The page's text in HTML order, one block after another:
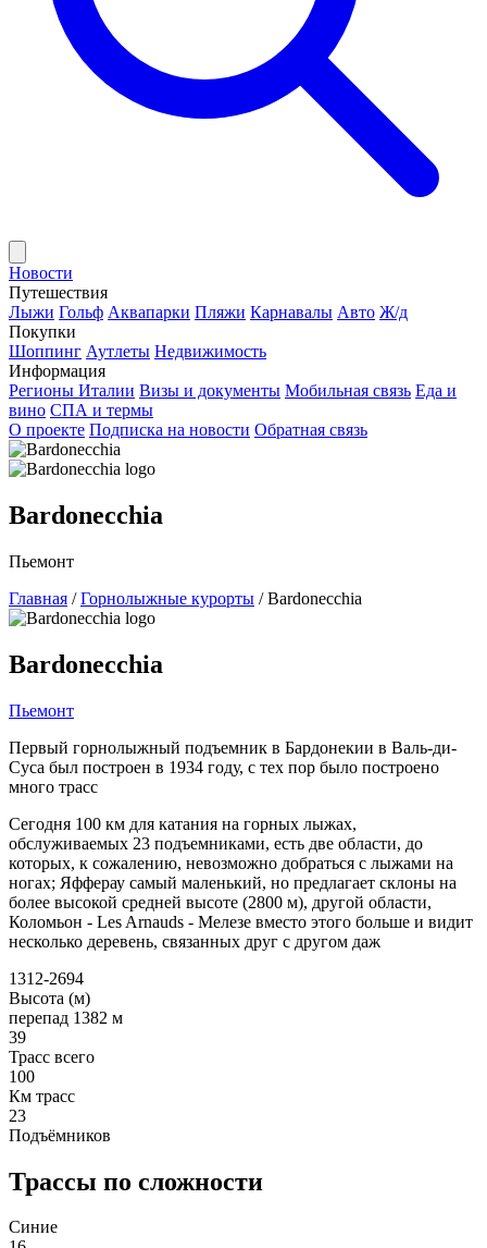
Новости
Путешествия
Лыжи Гольф Аквапарки Пляжи Карнавалы Авто Ж/д
Покупки
Шоппинг Аутлеты Недвижимость
Информация
Регионы Италии Визы и документы Мобильная связь Еда и
вино СПА и термы
О проекте Подписка на новости Обратная связь
Bardonecchia
Пьемонт
Главная / Горнолыжные курорты / Bardonecchia
Bardonecchia
Пьемонт
Первый горнолыжный подъемник в Бардонекии в Валь-ди-
Суса был построен в 1934 году, с тех пор было построено
много трасс
Сегодня 100 км для катания на горных лыжах,
обслуживаемых 23 подъемниками, есть две области, до
которых, к сожалению, невозможно добраться с лыжами на
ногах; Яфферау самый маленький, но предлагает склоны на
более высокой средней высоте (2800 м), другой области,
Коломьон - Les Arnauds - Мелезе вместо этого больше и видит
несколько деревень, связанных друг с другом даж
1312-2694
Высота (м)
перепад 1382 м
39
Трасс всего
100
Км трасс
23
Подъёмников
Трассы по сложности
Синие